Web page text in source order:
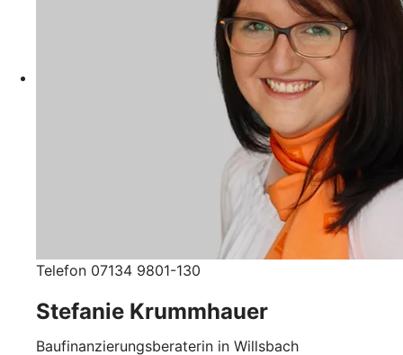
Telefon 07134 9801-130
Stefanie Krummhauer
Baufinanzierungsberaterin in Willsbach